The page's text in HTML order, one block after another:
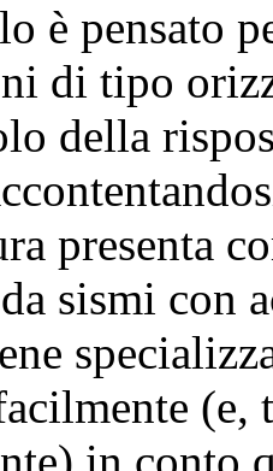
è pensato
di tipo
della
presenta
sismi con
(e,